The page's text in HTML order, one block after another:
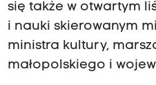
się także w otwartym
i nauki skierowanym
ministra kultury,
małopolskiego i